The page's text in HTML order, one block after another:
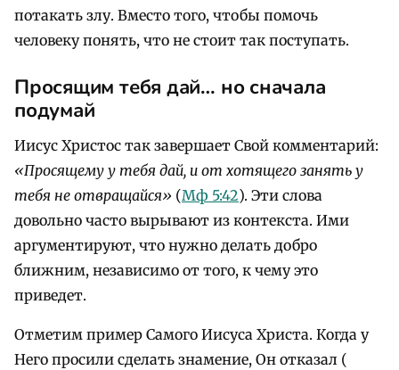
потакать злу. Вместо того, чтобы помочь
человеку понять, что не стоит так поступать.
Просящим тебя дай… но сначала
подумай
Иисус Христос так завершает Свой комментарий:
«Просящему у тебя дай, и от хотящего занять у
тебя не отвращайся» (Мф 5:42). Эти слова
довольно часто вырывают из контекста. Ими
аргументируют, что нужно делать добро
ближним, независимо от того, к чему это
приведет.
Отметим пример Самого Иисуса Христа. Когда у
Него просили сделать знамение, Он отказал (